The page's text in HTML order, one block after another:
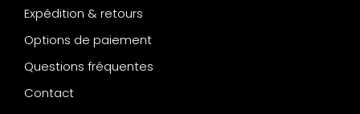
Expédition & retours
Options de paiement
Questions fréquentes
Contact